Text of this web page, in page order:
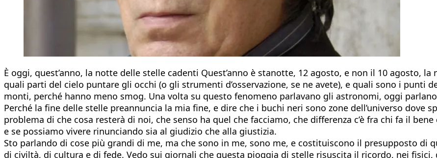
È oggi, quest’anno, la notte delle stelle cadenti Quest’anno è stanotte, 12 agosto, e non il 10 agosto,
quali parti del cielo puntare gli occhi (o gli strumenti d’osservazione, se ne avete), e quali sono i punti
monti, perché hanno meno smog. Una volta su questo fenomeno parlavano gli astronomi, oggi
Perché la fine delle stelle preannuncia la mia fine, e dire che i buchi neri sono zone dell’universo
problema di che cosa resterà di noi, che senso ha quel che facciamo, che differenza c’è fra chi fa il
e se possiamo vivere rinunciando sia al giudizio che alla giustizia.
Sto parlando di cose più grandi di me, ma che sono in me, sono me, e costituiscono il presupposto di
di civiltà, di cultura e di fede. Vedo sui giornali che questa pioggia di stelle risuscita il ricordo, nei